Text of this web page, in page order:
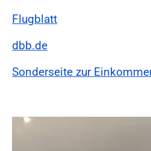
Flugblatt
dbb.de
Sonderseite zur